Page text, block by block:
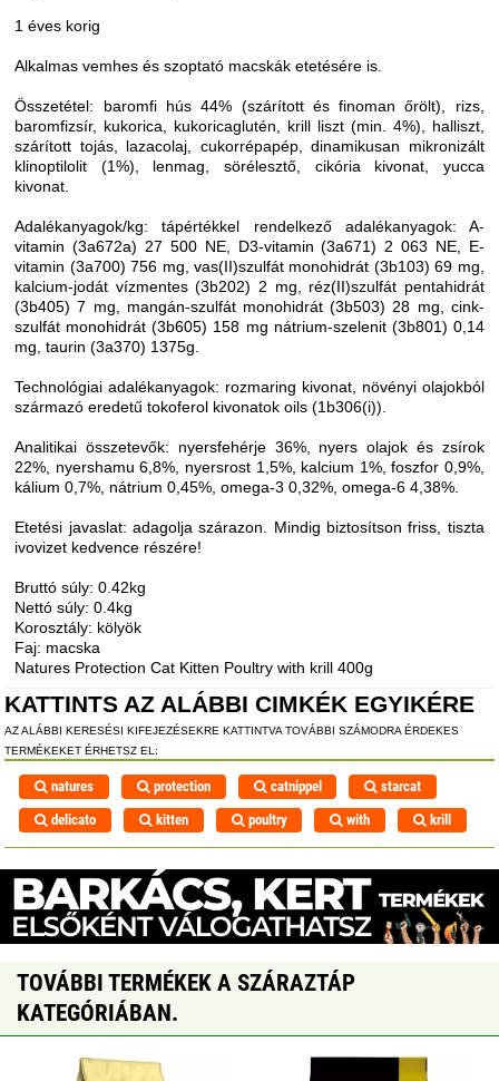
1 éves korig
Alkalmas vemhes és szoptató macskák etetésére is.
Összetétel: baromfi hús 44% (szárított és finoman őrölt), rizs,
baromfizsír, kukorica, kukoricaglutén, krill liszt (min. 4%), halliszt,
szárított tojás, lazacolaj, cukorrépapép, dinamikusan mikronizált
klinoptilolit (1%), lenmag, sörélesztő, cikória kivonat, yucca
kivonat.
Adalékanyagok/kg: tápértékkel rendelkező adalékanyagok: A-
vitamin (3a672a) 27 500 NE, D3-vitamin (3a671) 2 063 NE, E-
vitamin (3a700) 756 mg, vas(II)szulfát monohidrát (3b103) 69 mg,
kalcium-jodát vízmentes (3b202) 2 mg, réz(II)szulfát pentahidrát
(3b405) 7 mg, mangán-szulfát monohidrát (3b503) 28 mg, cink-
szulfát monohidrát (3b605) 158 mg nátrium-szelenit (3b801) 0,14
mg, taurin (3a370) 1375g.
Technológiai adalékanyagok: rozmaring kivonat, növényi olajokból
származó eredetű tokoferol kivonatok oils (1b306(i)).
Analitikai összetevők: nyersfehérje 36%, nyers olajok és zsírok
22%, nyershamu 6,8%, nyersrost 1,5%, kalcium 1%, foszfor 0,9%,
kálium 0,7%, nátrium 0,45%, omega-3 0,32%, omega-6 4,38%.
Etetési javaslat: adagolja szárazon. Mindig biztosítson friss, tiszta
ivovizet kedvence részére!
Bruttó súly: 0.42kg
Nettó súly: 0.4kg
Korosztály: kölyök
Faj: macska
Natures Protection Cat Kitten Poultry with krill 400g
KATTINTS AZ ALÁBBI CIMKÉK EGYIKÉRE
AZ ALÁBBI KERESÉSI KIFEJEZÉSEKRE KATTINTVA TOVÁBBI SZÁMODRA ÉRDEKES
TERMÉKEKET ÉRHETSZ EL:
natures protection catnippel
starcat
delicato
kitten poultry with krill
TOVÁBBI TERMÉKEK A SZÁRAZTÁP
KATEGÓRIÁBAN.